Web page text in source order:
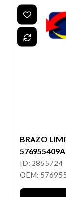
BRAZO
ID: 2855724
OEM: